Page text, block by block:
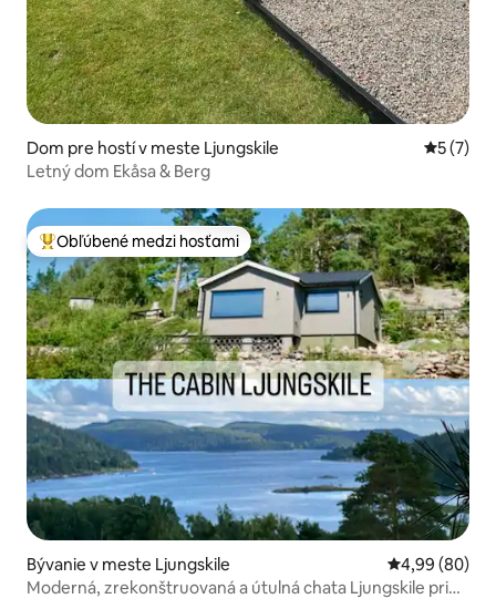
Dom pre hostí v meste Ljungskile
5 (7)
Letný dom Ekåsa & Berg
Najobľúbenejšie medzi hosťami
Obľúbené medzi hosťami
Bývanie v meste Ljungskile Priemerné
4,99 (80)
Moderná, zrekonštruovaná a útulná chata Ljungskile pri